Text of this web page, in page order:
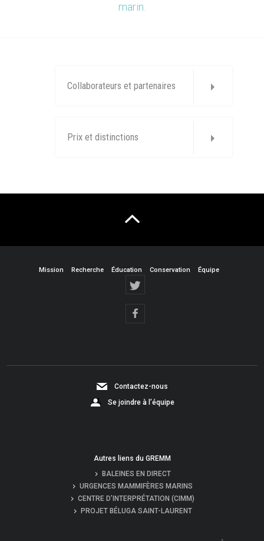
marin.
Collaborateurs et partenaires
Prix et distinctions
Mission Recherche Éducation Conservation Équipe
Contactez-nous
Se joindre à l’équipe
Autres liens du GREMM
BALEINES EN DIRECT
URGENCES MAMMIFÈRES MARINS
CENTRE D’INTERPRÉTATION (CIMM)
PROJET BÉLUGA SAINT-LAURENT